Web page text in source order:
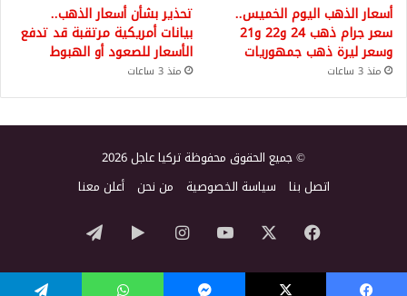
أسعار الذهب اليوم الخميس..
سعر جرام ذهب 24 و22 و21
وسعر ليرة ذهب جمهوريات
منذ 3 ساعات
تحذير بشأن أسعار الذهب..
بيانات أمريكية مرتقبة قد تدفع
الأسعار للصعود أو الهبوط
منذ 3 ساعات
© جميع الحقوق محفوظة تركيا عاجل 2026
اتصل بنا سياسة الخصوصية من نحن أعلن معنا
فيسبوك ‫YouTubeانستقرام‏Google
Play
تيلقرام